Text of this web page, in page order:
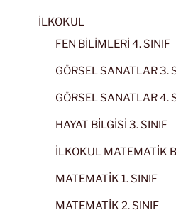
İLKOKUL
FEN BİLİMLERİ 4. SINIF
GÖRSEL SANATLAR 3.
GÖRSEL SANATLAR 4.
HAYAT BİLGİSİ 3. SINIF
İLKOKUL MATEMATİK
MATEMATİK 1. SINIF
MATEMATİK 2. SINIF